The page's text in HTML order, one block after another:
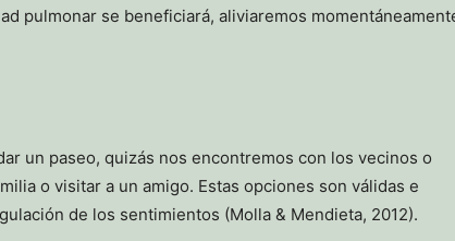
pulmonar se beneficiará, aliviaremos
un paseo, quizás nos encontremos con los vecinos o
o visitar a un amigo. Estas opciones son válidas e
de los sentimientos (Molla & Mendieta, 2012).